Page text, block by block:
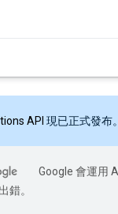
API 現已正式發布
Google 會運用
錯。